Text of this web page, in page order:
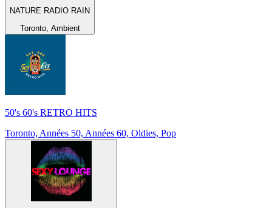
NATURE RADIO RAIN
Toronto, Ambient
50's 60's RETRO HITS
Toronto, Années 50, Années 60, Oldies, Pop